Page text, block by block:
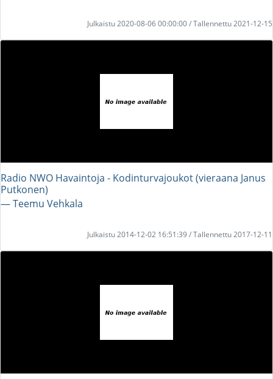
Julkaistu 2020-08-06 00:00:00 / Tallennettu 2021-12-15
Radio NWO Havaintoja - Kodinturvajoukot (vieraana Janus
Putkonen)
― Teemu Vehkala
Julkaistu 2014-12-02 16:51:39 / Tallennettu 2017-12-11